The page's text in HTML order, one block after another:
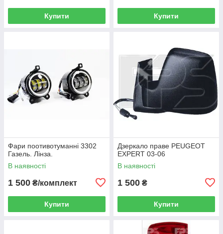
Купити Купити
Фари поотивотуманні 3302
Газель. Лінза.
В наявності
1 500 ₴/комплект
Купити
Дзеркало праве PEUGEOT
EXPERT 03-06
В наявності
1 500 ₴
Купити